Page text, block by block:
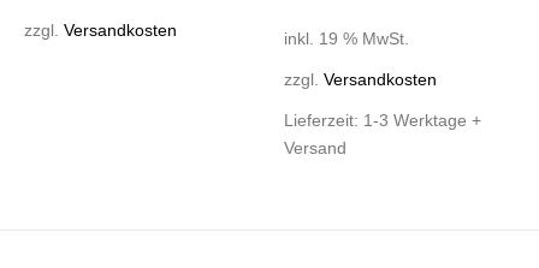
zzgl.Versandkosten inkl. 19 % MwSt.
zzgl. Versandkosten
Lieferzeit: 1-3 Werktage +
Versand